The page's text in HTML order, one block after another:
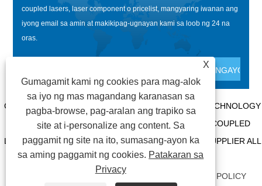
coupled lasers, laser component o pricelist, mangyaring iwanan ang
iyong email sa amin at makikipag-ugnayan kami sa loob ng 24 na
oras.
COPYRIGHT @ 2020 SHENZHEN BOX OPTRONICS TECHNOLOGY
CO., LTD. - CHINA FIBER OPTIC MODULES, FIBER COUPLED
LASERS MANUFACTURERS, LASER COMPONENTS SUPPLIER ALL
RIGHTS RESERVED.
SITEMAP|RSS PRIVACY POLICY
X
Gumagamit kami ng cookies para mag-alok
sa iyo ng mas magandang karanasan sa
pagba-browse, pag-aralan ang trapiko sa
site at i-personalize ang content. Sa
paggamit ng site na ito, sumasang-ayon ka
sa aming paggamit ng cookies. Patakaran sa
Privacy